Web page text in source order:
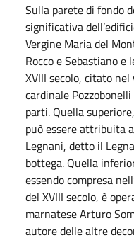
Sulla parete di fondo
significativa
Vergine Maria del
Rocco e Sebastiano
XVIII secolo, citato
cardinale
parti. Quella
può essere attribuita
Legnani, detto il
bottega. Quella
essendo compresa
del XVIII secolo, è
marnatese Arturo
autore delle altre